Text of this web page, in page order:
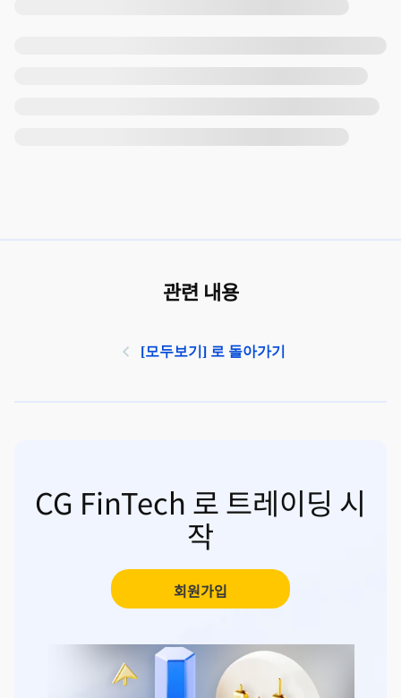
관련 내용
[모두보기] 로 돌아가기
CG FinTech 로 트레이딩 시
작
회원가입